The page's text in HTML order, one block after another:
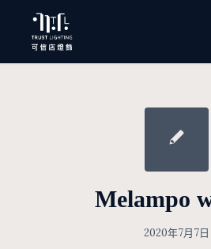
Melampo
2020年7月7日